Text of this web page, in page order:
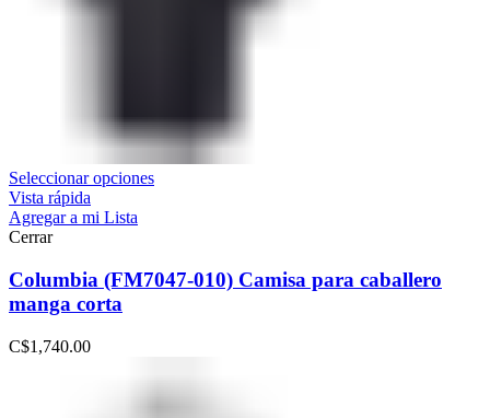
Seleccionar opciones
Vista rápida
Agregar a mi Lista
Cerrar
Columbia (FM7047-010) Camisa para caballero
manga corta
C$1,740.00